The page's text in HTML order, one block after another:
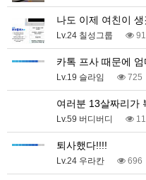
나도 이제 여친이 생
Lv.24 칠성그룹
카톡 프사 때문에
Lv.19 슬라임 725
여러분 13살짜리가
Lv.59 버디버디
퇴사했다!!!!
Lv.24 우라칸 696